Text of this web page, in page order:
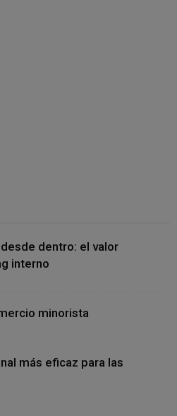
dentro: el valor
interno
minorista
más eficaz para las